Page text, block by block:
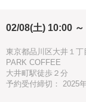
げていただきます。
き特別なプレゼントに
今年は枚数を増やして
くにいるので質問等に
毎年大人気のデザイン
親子で参加 シ
ホワイト 徒歩
02/08(土) 10:00
東京都品川区大井１丁
PARK COFFEE
大井町駅徒歩２分
予約受付締切： 2025